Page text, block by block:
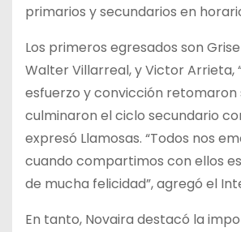
primarios y secundarios en
Los primeros egresados son
Walter Villarreal, y Victor Arrieta,
esfuerzo y convicción retomaron
culminaron el ciclo secundario
expresó Llamosas. “Todos nos
cuando compartimos con ellos
de mucha felicidad”, agregó el
En tanto, Novaira destacó la